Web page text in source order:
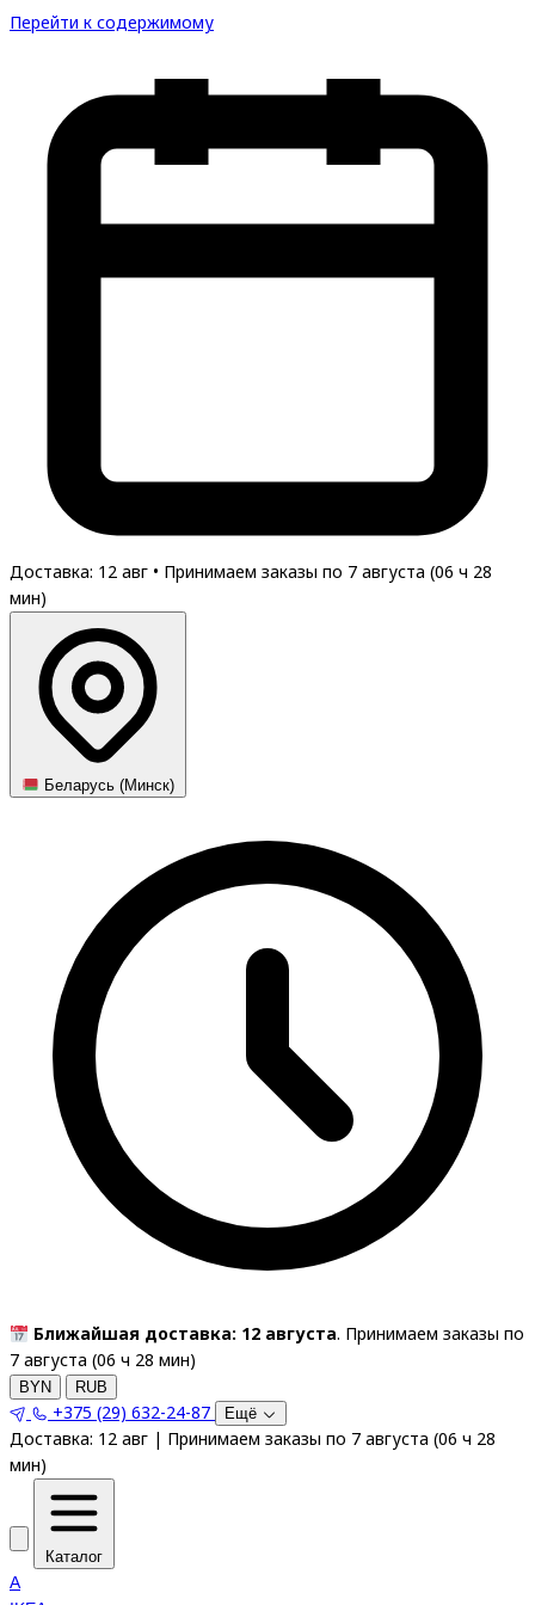
Перейти к содержимому
Доставка: 12 авг • Принимаем заказы по 7 августа (06 ч 28
мин)
Беларусь (Минск)
Ближайшая доставка: 12 августа. Принимаем заказы по
7 августа (06 ч 28 мин)
BYN RUB
+375 (29) 632-24-87 Ещё
Доставка: 12 авг | Принимаем заказы по 7 августа (06 ч 28
мин)
Каталог
A